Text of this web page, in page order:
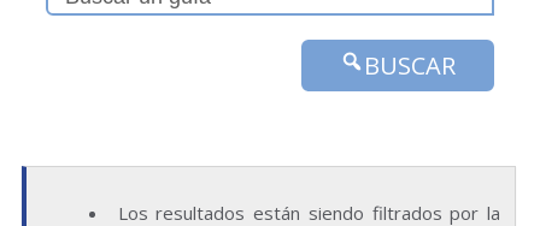
BUSCAR
Los resultados están siendo filtrados por la